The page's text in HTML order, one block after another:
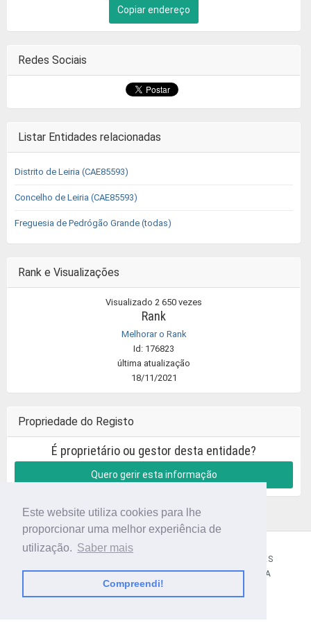
Este website utiliza cookies para lhe
proporcionar uma melhor experiência de
utilização. Saber mais
Compreendi!
Copiar endereço
Redes Sociais
Listar Entidades relacionadas
Distrito de Leiria (CAE85593)
Concelho de Leiria (CAE85593)
Freguesia de Pedrógão Grande (todas)
Rank e Visualizações
Visualizado 2 650 vezes
Rank
Melhorar o Rank
Id: 176823
última atualização
18/11/2021
Propriedade do Registo
É proprietário ou gestor desta entidade?
Quero gerir esta informação
TERMOS E CONDIÇÕES
POLÍTICA DE PRIVACIDADE
CONTACTOS AJUDA